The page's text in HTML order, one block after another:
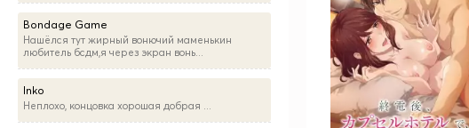
Bondage Game
Нашёлся тут жирный вонючий маменькин
любитель бсдм,я через экран вонь...
Inko
Неплохо, концовка хорошая добрая ...